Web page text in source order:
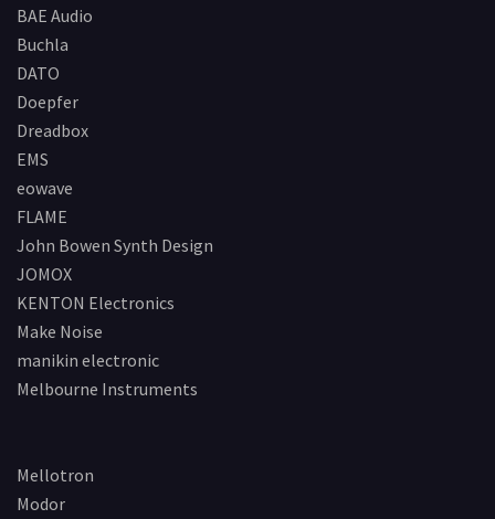
BAE Audio
Buchla
DATO
Doepfer
Dreadbox
EMS
eowave
FLAME
John Bowen Synth Design
JOMOX
KENTON Electronics
Make Noise
manikin electronic
Melbourne Instruments
Mellotron
Modor